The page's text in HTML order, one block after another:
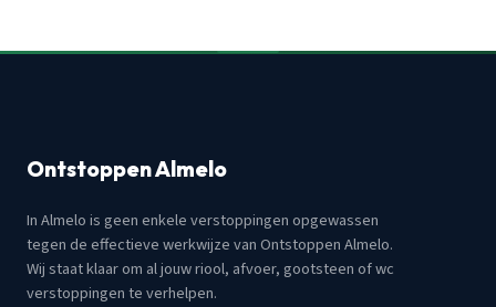
Ontstoppen Almelo
In Almelo is geen enkele verstoppingen opgewassen
tegen de effectieve werkwijze van Ontstoppen Almelo.
Wij staat klaar om al jouw riool, afvoer, gootsteen of wc
verstoppingen te verhelpen.